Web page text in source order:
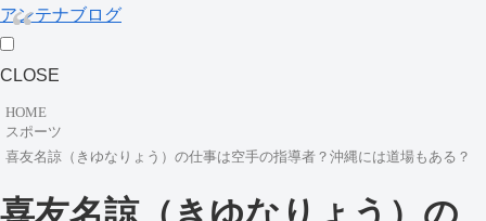
アンテナブログ
CLOSE
HOME
スポーツ
喜友名諒（きゆなりょう）の仕事は空手の指導者？沖縄には道場もある？